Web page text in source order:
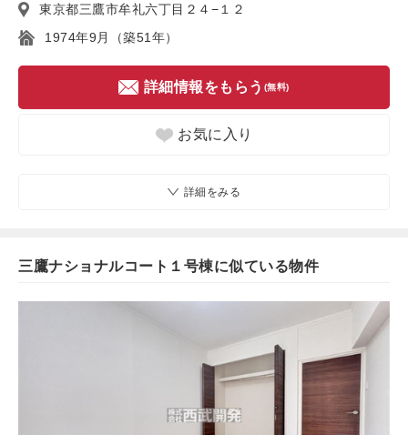
東京都三鷹市牟礼六丁目２４−１２
1974年9月（築51年）
詳細情報をもらう (無料)
お気に入り
詳細をみる
三鷹ナショナルコート１号棟に似ている物件